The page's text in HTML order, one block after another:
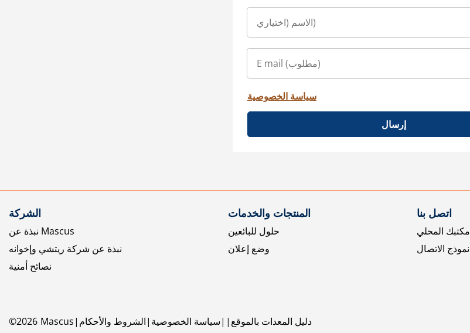
سياسة الخصوصية
إرسال
الشركة
نبذة عن Mascus
نبذة عن شركة ريتشي وإخوانه
نصائح أمنية
المنتجات والخدمات
حلول للبائعين
وضع إعلان
اتصل بنا
مكتبك المحلي
نموذج الاتصال
©2026 Mascus الشروط والأحكام سياسة الخصوصية دليل المعدات بالموقع